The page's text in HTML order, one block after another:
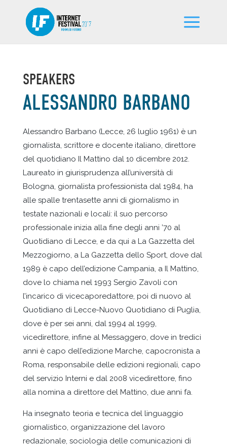
SPEAKERS
ALESSANDRO BARBANO
Alessandro Barbano (Lecce, 26 luglio 1961) è un
giornalista, scrittore e docente italiano, direttore
del quotidiano Il Mattino dal 10 dicembre 2012.
Laureato in giurisprudenza all’università di
Bologna, giornalista professionista dal 1984, ha
alle spalle trentasette anni di giornalismo in
testate nazionali e locali: il suo percorso
professionale inizia alla fine degli anni ’70 al
Quotidiano di Lecce, e da qui a La Gazzetta del
Mezzogiorno, a La Gazzetta dello Sport, dove dal
1989 è capo dell’edizione Campania, a Il Mattino,
dove lo chiama nel 1993 Sergio Zavoli con
l’incarico di vicecaporedattore, poi di nuovo al
Quotidiano di Lecce-Nuovo Quotidiano di Puglia,
dove è per sei anni, dal 1994 al 1999,
vicedirettore, infine al Messaggero, dove in tredici
anni è capo dell’edizione Marche, capocronista a
Roma, responsabile delle edizioni regionali, capo
del servizio Interni e dal 2008 vicedirettore, fino
alla nomina a direttore del Mattino, due anni fa.
Ha insegnato teoria e tecnica del linguaggio
giornalistico, organizzazione del lavoro
redazionale, sociologia delle comunicazioni di